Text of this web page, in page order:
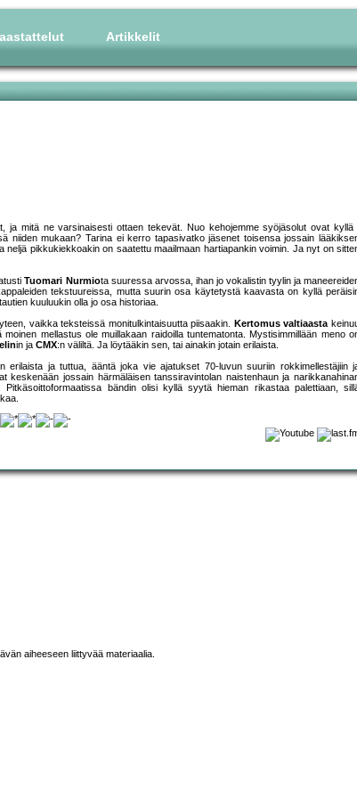
Artikkelit
ja mitä ne varsinaisesti ottaen tekevät. Nuo kehojemme syöjäsolut ovat kyllä
niiden mukaan? Tarina ei kerro tapasivatko jäsenet toisensa jossain
pikkukiekkoakin on saatettu maailmaan hartiapankin voimin. Ja nyt on
Tuomari Nurmiota suuressa arvossa, ihan jo vokalistin tyylin ja
tekstuureissa, mutta suurin osa käytetystä kaavasta on kyllä
kuuluukin olla jo osa historiaa.
vaikka teksteissä monitulkintaisuutta piisaakin. Kertomus valtiaasta
mellastus ole muillakaan raidoilla tuntematonta. Mystisimmillään meno
in ja CMX:n väliltä. Ja löytääkin sen, tai ainakin jotain erilaista.
ja tuttua, ääntä joka vie ajatukset 70-luvun suuriin rokkimellestäjiin
keskenään jossain härmäläisen tanssiravintolan naistenhaun ja
bändin olisi kyllä syytä hieman rikastaa palettiaan,
aiheeseen liittyvää materiaalia.